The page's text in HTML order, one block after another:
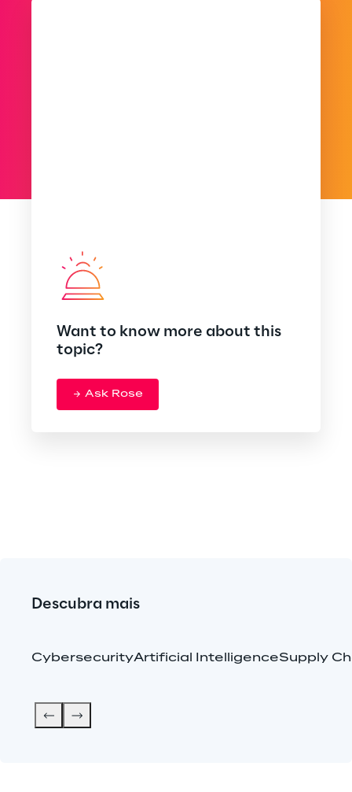
Want to know more about this
topic?
Ask Rose
Descubra mais
CybersecurityArtificial IntelligenceSupply